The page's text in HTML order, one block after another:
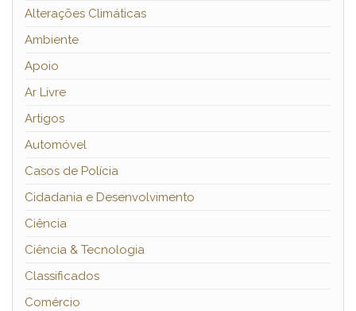
Alterações Climáticas
Ambiente
Apoio
Ar Livre
Artigos
Automóvel
Casos de Polícia
Cidadania e Desenvolvimento
Ciência
Ciência & Tecnologia
Classificados
Comércio